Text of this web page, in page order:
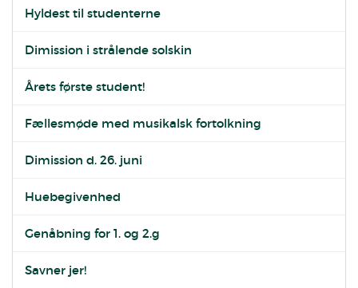
Hyldest til studenterne
Dimission i strålende solskin
Årets første student!
Fællesmøde med musikalsk fortolkning
Dimission d. 26. juni
Huebegivenhed
Genåbning for 1. og 2.g
Savner jer!